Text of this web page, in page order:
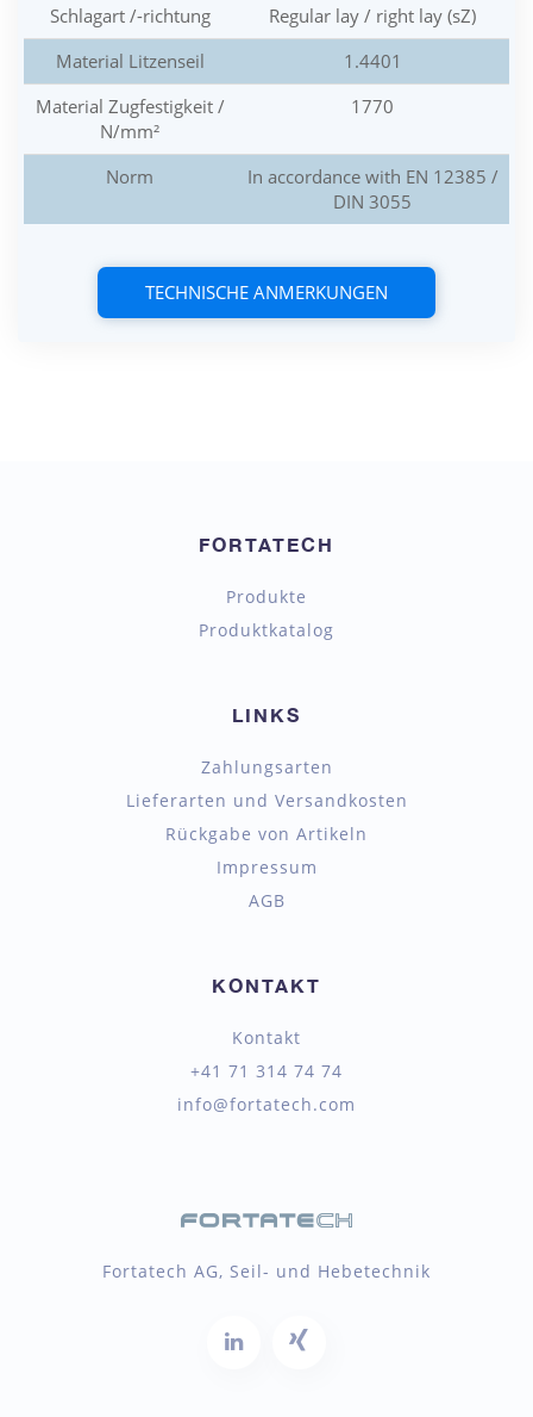
Schlagart /-richtung
Regular lay / right lay (sZ)
Material Litzenseil
1.4401
Material Zugfestigkeit /
N/mm²
1770
Norm
In accordance with EN 12385 /
DIN 3055
TECHNISCHE ANMERKUNGEN
FORTATECH
Produkte
Produktkatalog
LINKS
Zahlungsarten
Lieferarten und Versandkosten
Rückgabe von Artikeln
Impressum
AGB
KONTAKT
Kontakt
+41 71 314 74 74
info@fortatech.com
Fortatech AG, Seil- und Hebetechnik